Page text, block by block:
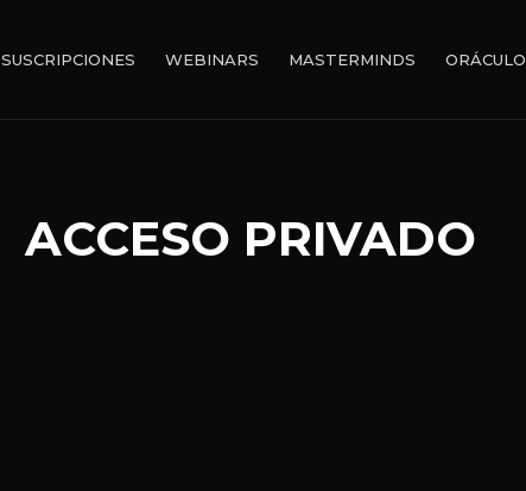
SUSCRIPCIONES WEBINARS MASTERMINDS ORÁCULO
ACCESO PRIVADO